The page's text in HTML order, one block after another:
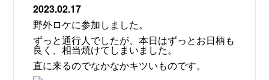
2023.02.17
野外ロケに参加しました。
ずっと通行人でしたが、本日はずっとお日柄も
良く、相当焼けてしまいました。
直に来るのでなかなかキツいものです。